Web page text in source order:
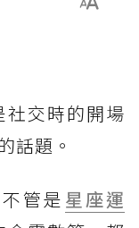
交時的開場
話題。
管是 星座運